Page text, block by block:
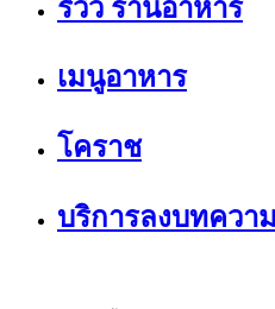
รีวิว ร้านอาหาร
เมนูอาหาร
โคราช
บริการลงบทควา